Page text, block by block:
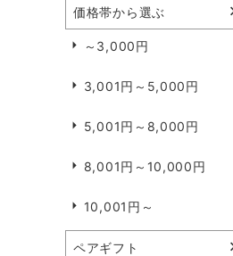
価格帯から選ぶ
～3,000円
3,001円～5,000円
5,001円～8,000円
8,001円～10,000円
10,001円～
ペアギフト